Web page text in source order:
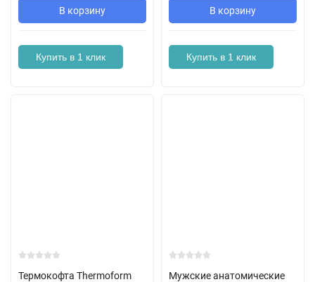
В корзину
Купить в 1 клик
В корзину
Купить в 1 клик
Термокофта Thermoform
Мужские анатомические